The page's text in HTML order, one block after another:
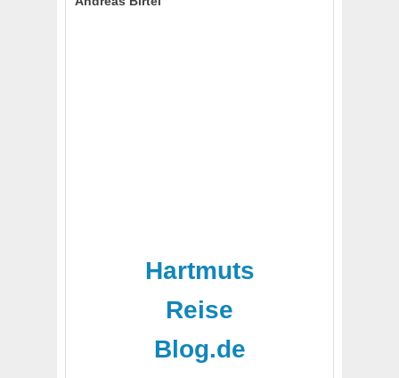
Hartmuts
Reise
Blog.de